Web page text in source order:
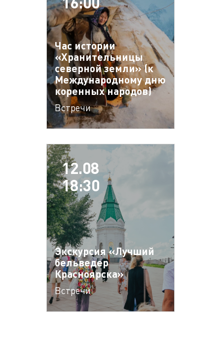
Час истории
«Хранительницы
северной земли» (к
Международному дню
коренных народов)
Встречи
12.08
18:30
Экскурсия «Лучший
бельведер
Красноярска»
Встречи